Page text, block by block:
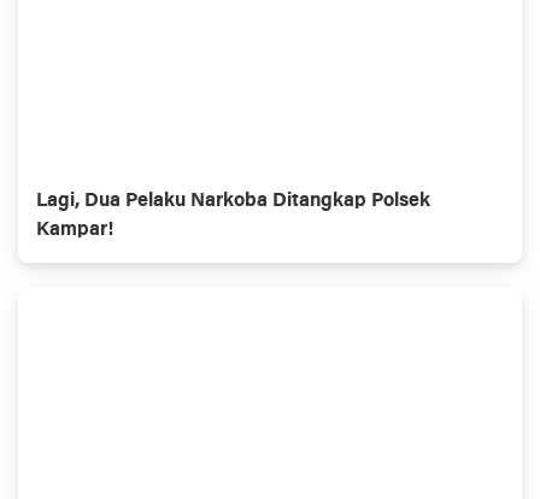
Lagi, Dua Pelaku Narkoba Ditangkap Polsek
Kampar!